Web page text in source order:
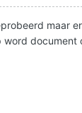
maar
document